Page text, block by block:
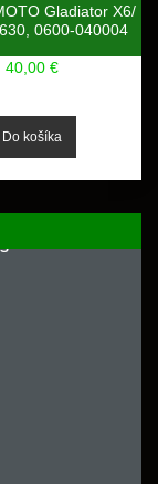
Gladiator X6/
0600-040004
40,00 €